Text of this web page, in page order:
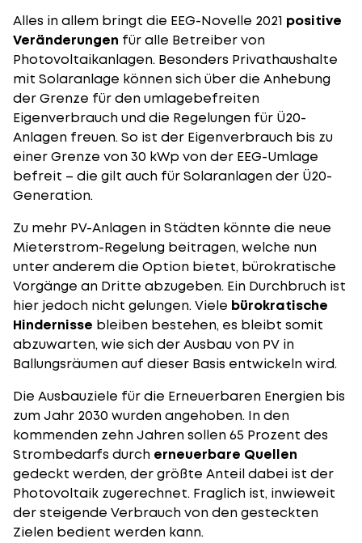
Alles in allem bringt die EEG-Novelle 2021 positive
Veränderungen für alle Betreiber von
Photovoltaikanlagen. Besonders Privathaushalte
mit Solaranlage können sich über die Anhebung
der Grenze für den umlagebefreiten
Eigenverbrauch und die Regelungen für Ü20-
Anlagen freuen. So ist der Eigenverbrauch bis zu
einer Grenze von 30 kWp von der EEG-Umlage
befreit – die gilt auch für Solaranlagen der Ü20-
Generation.
Zu mehr PV-Anlagen in Städten könnte die neue
Mieterstrom-Regelung beitragen, welche nun
unter anderem die Option bietet, bürokratische
Vorgänge an Dritte abzugeben. Ein Durchbruch ist
hier jedoch nicht gelungen. Viele bürokratische
Hindernisse bleiben bestehen, es bleibt somit
abzuwarten, wie sich der Ausbau von PV in
Ballungsräumen auf dieser Basis entwickeln wird.
Die Ausbauziele für die Erneuerbaren Energien bis
zum Jahr 2030 wurden angehoben. In den
kommenden zehn Jahren sollen 65 Prozent des
Strombedarfs durch erneuerbare Quellen
gedeckt werden, der größte Anteil dabei ist der
Photovoltaik zugerechnet. Fraglich ist, inwieweit
der steigende Verbrauch von den gesteckten
Zielen bedient werden kann.